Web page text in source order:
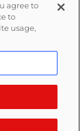
agree to
to
usage,